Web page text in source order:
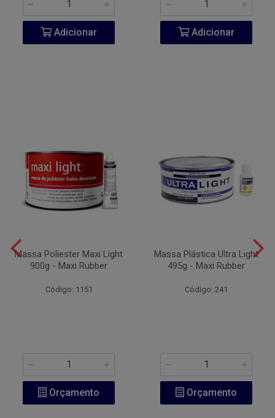
Adicionar Adicionar
Massa Poliester Maxi Light
900g - Maxi Rubber
Código: 1151
Orçamento
Massa Plástica Ultra Light
495g - Maxi Rubber
Código: 241
Orçamento